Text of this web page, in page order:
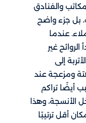
والفنادق
بل جزء واضح
عندما
الروائح غير
إلى
ومزعجة عند
أيضًا تراكم
الأنسجة، وهذا
أقل ترتيبًا